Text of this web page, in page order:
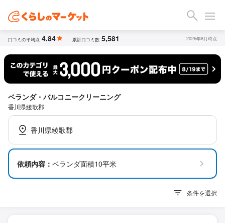
口コミの平均点 4.84 累計口コミ数 5,581 2026年8月時点
ベランダ・バルコニークリーニング
香川県綾歌郡
香川県綾歌郡
依頼内容： ベランダ面積10平米
条件を選択